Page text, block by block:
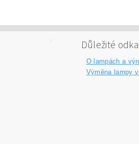
Důležité
O lampách a
Výměna lampy